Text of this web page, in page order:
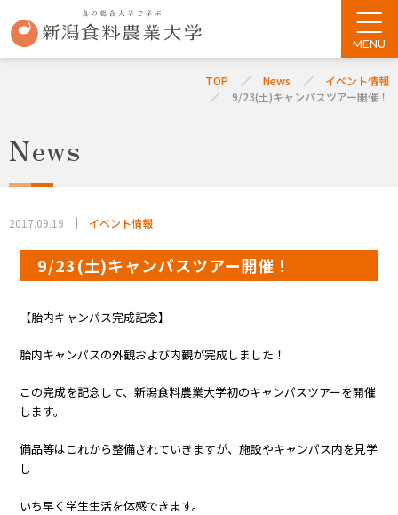
TOP News
イベント情報
9/23(土)キャンパスツアー開催！
News
2017.09.19 イベント情報
9/23(土)キャンパスツアー開催！
【胎内キャンパス完成記念】
胎内キャンパスの外観および内観が完成しました！
この完成を記念して、新潟食料農業大学初のキャンパスツアーを開催
します。
備品等はこれから整備されていきますが、施設やキャンパス内を見学
し
いち早く学生生活を体感できます。